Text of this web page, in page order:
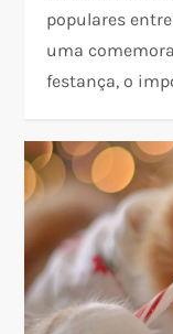
populares
uma
festança, o